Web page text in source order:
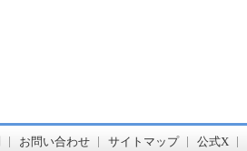
お問い合わせ サイトマップ 公式X